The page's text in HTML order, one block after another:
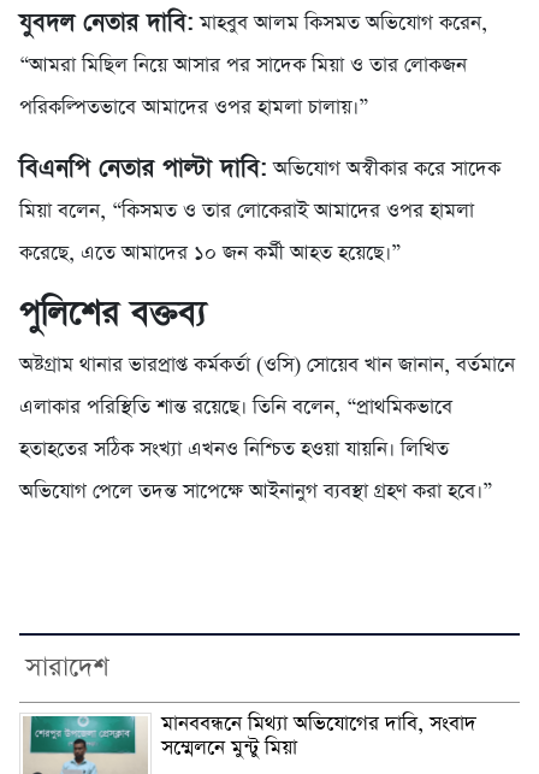
যুবদল নেতার দাবি: মাহবুব আলম কিসমত অভিযোগ করেন,
“আমরা মিছিল নিয়ে আসার পর সাদেক মিয়া ও তার লোকজন
পরিকল্পিতভাবে আমাদের ওপর হামলা চালায়।”
বিএনপি নেতার পাল্টা দাবি: অভিযোগ অস্বীকার করে সাদেক
মিয়া বলেন, “কিসমত ও তার লোকেরাই আমাদের ওপর হামলা
করেছে, এতে আমাদের ১০ জন কর্মী আহত হয়েছে।”
পুলিশের বক্তব্য
অষ্টগ্রাম থানার ভারপ্রাপ্ত কর্মকর্তা (ওসি) সোয়েব খান জানান, বর্তমানে
এলাকার পরিস্থিতি শান্ত রয়েছে। তিনি বলেন, “প্রাথমিকভাবে
হতাহতের সঠিক সংখ্যা এখনও নিশ্চিত হওয়া যায়নি। লিখিত
অভিযোগ পেলে তদন্ত সাপেক্ষে আইনানুগ ব্যবস্থা গ্রহণ করা হবে।”
সারাদেশ
মানববন্ধনে মিথ্যা অভিযোগের দাবি, সংবাদ
সম্মেলনে মুন্টু মিয়া